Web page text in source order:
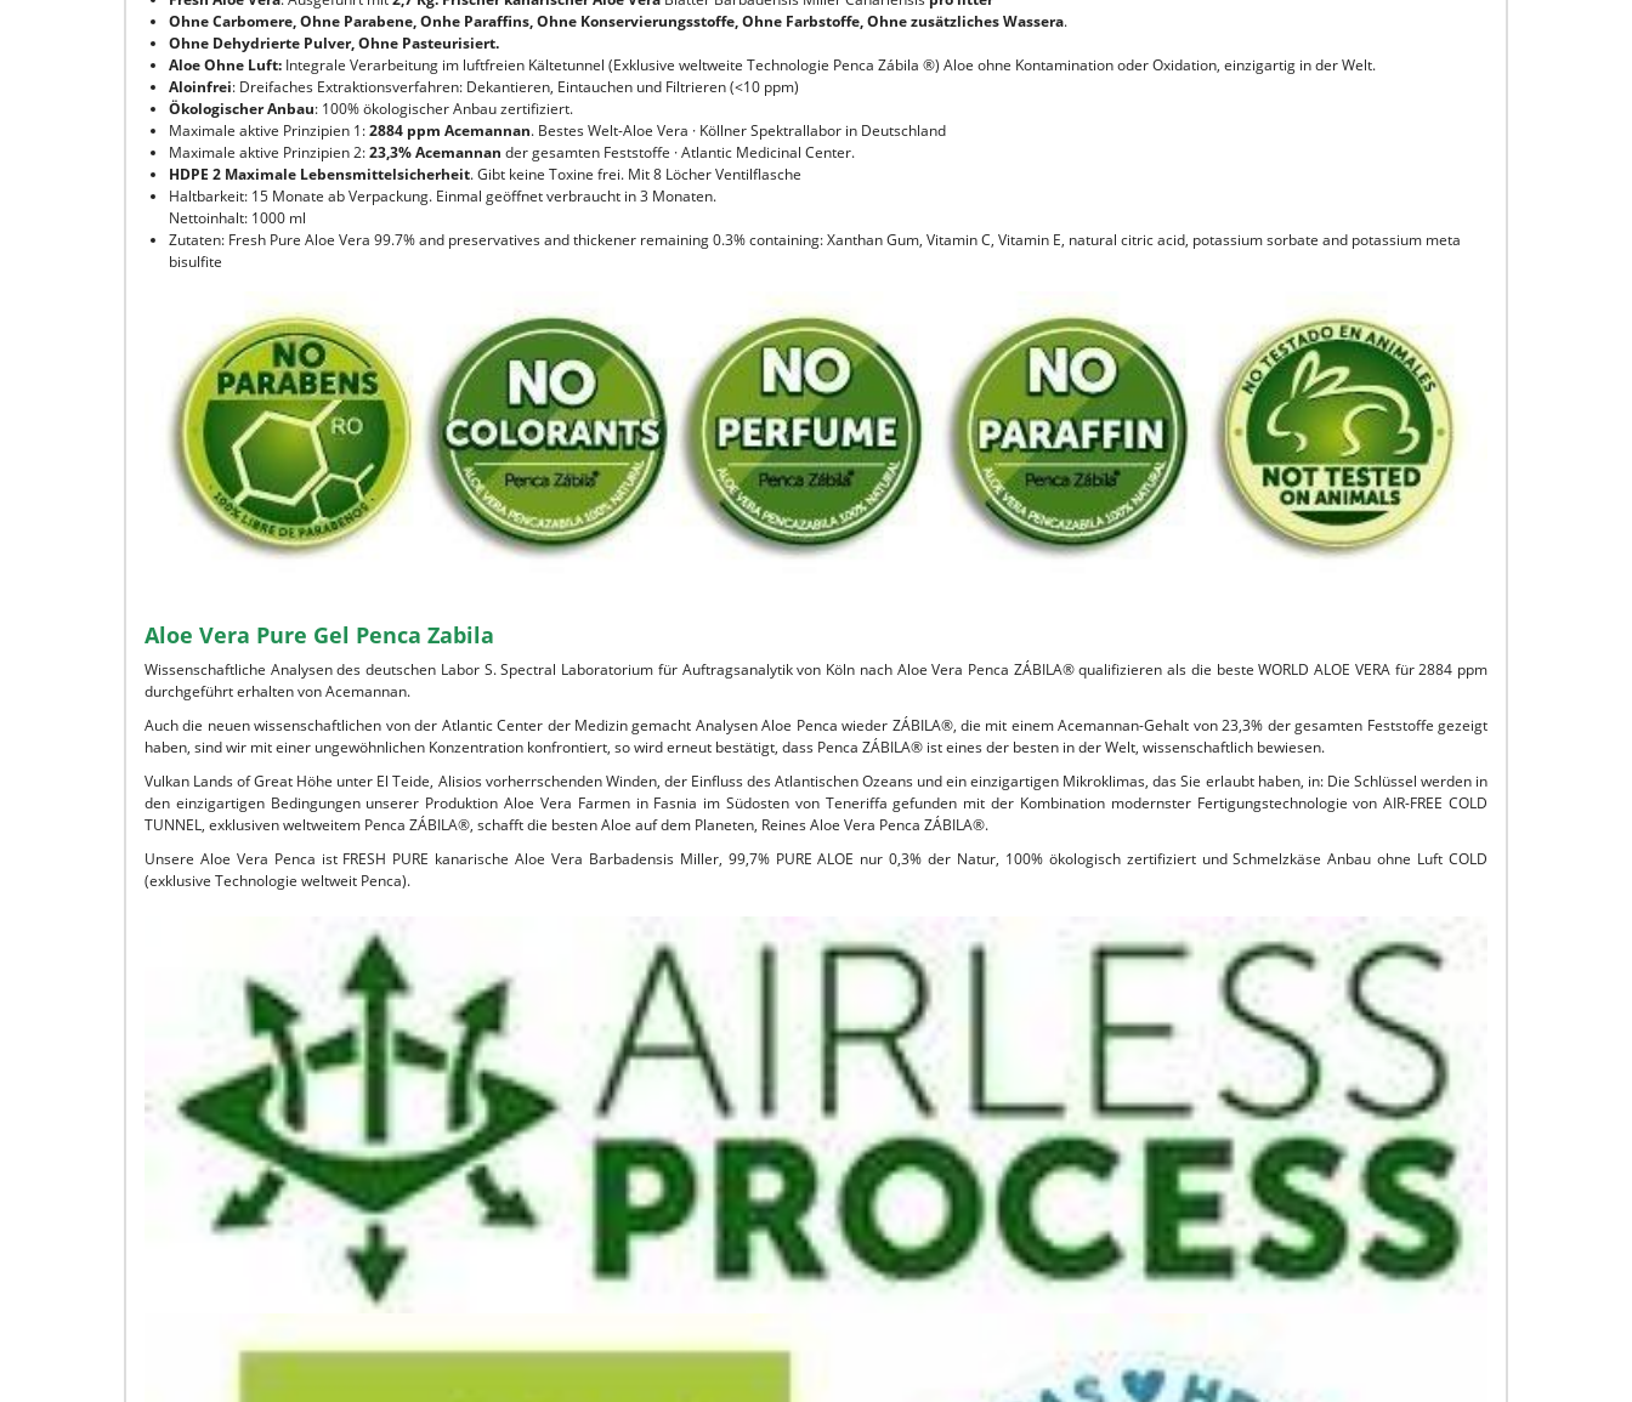
Ohne Carbomere, Ohne Parabene, Onhe Paraffins, Ohne Konservierungsstoffe, Ohne Farbstoffe, Ohne zusätzliches Wassera.
Ohne Dehydrierte Pulver, Ohne Pasteurisiert.
Aloe Ohne Luft: Integrale Verarbeitung im luftfreien Kältetunnel (Exklusive weltweite Technologie Penca Zábila ®) Aloe ohne Kontamination oder Oxidation, einzigartig in der Welt.
Aloinfrei: Dreifaches Extraktionsverfahren: Dekantieren, Eintauchen und Filtrieren (<10 ppm)
Ökologischer Anbau: 100% ökologischer Anbau zertifiziert.
Maximale aktive Prinzipien 1:2884 ppm Acemannan. Bestes Welt-Aloe Vera · Köllner Spektrallabor in Deutschland
Maximale aktive Prinzipien 2:23,3% Acemannan der gesamten Feststoffe · Atlantic Medicinal Center.
HDPE 2 Maximale Lebensmittelsicherheit. Gibt keine Toxine frei. Mit 8 Löcher Ventilflasche
Haltbarkeit: 15 Monate ab Verpackung. Einmal geöffnet verbraucht in 3 Monaten.
Nettoinhalt: 1000 ml
Zutaten: Fresh Pure Aloe Vera 99.7% and preservatives and thickener remaining 0.3% containing: Xanthan Gum, Vitamin C, Vitamin E, natural citric acid, potassium sorbate and potassium meta
bisulfite
Aloe Vera Pure Gel Penca Zabila
Wissenschaftliche Analysen des deutschen Labor S. Spectral Laboratorium für Auftragsanalytik von Köln nach Aloe Vera Penca ZÁBILA® qualifizieren als die beste WORLD ALOE VERA für 2884 ppm
durchgeführt erhalten von Acemannan.
Auch die neuen wissenschaftlichen von der Atlantic Center der Medizin gemacht Analysen Aloe Penca wieder ZÁBILA®, die mit einem Acemannan-Gehalt von 23,3% der gesamten Feststoffe gezeigt
haben, sind wir mit einer ungewöhnlichen Konzentration konfrontiert, so wird erneut bestätigt, dass Penca ZÁBILA® ist eines der besten in der Welt, wissenschaftlich bewiesen.
Vulkan Lands of Great Höhe unter El Teide, Alisios vorherrschenden Winden, der Einfluss des Atlantischen Ozeans und ein einzigartigen Mikroklimas, das Sie erlaubt haben, in: Die Schlüssel werden in
den einzigartigen Bedingungen unserer Produktion Aloe Vera Farmen in Fasnia im Südosten von Teneriffa gefunden mit der Kombination modernster Fertigungstechnologie von AIR-FREE COLD
TUNNEL, exklusiven weltweitem Penca ZÁBILA®, schafft die besten Aloe auf dem Planeten, Reines Aloe Vera Penca ZÁBILA®.
Unsere Aloe Vera Penca ist FRESH PURE kanarische Aloe Vera Barbadensis Miller, 99,7% PURE ALOE nur 0,3% der Natur, 100% ökologisch zertifiziert und Schmelzkäse Anbau ohne Luft COLD
(exklusive Technologie weltweit Penca).